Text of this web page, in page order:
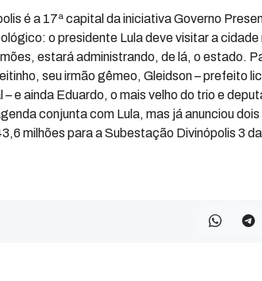
é a 17ª capital da iniciativa Governo
o presidente Lula deve visitar a cidade
estará administrando, de lá, o estado.
seu irmão gêmeo, Gleidson – prefeito
e ainda Eduardo, o mais velho do trio e
conjunta com Lula, mas já anunciou
milhões para a Subestação Divinópolis 3